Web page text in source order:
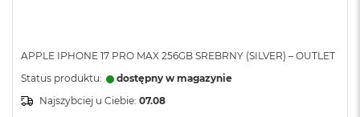
APPLE IPHONE 17 PRO MAX 256GB SREBRNY (SILVER) – OUTLET
Status produktu:
dostępny w magazynie
Najszybciej u Ciebie: 07.08